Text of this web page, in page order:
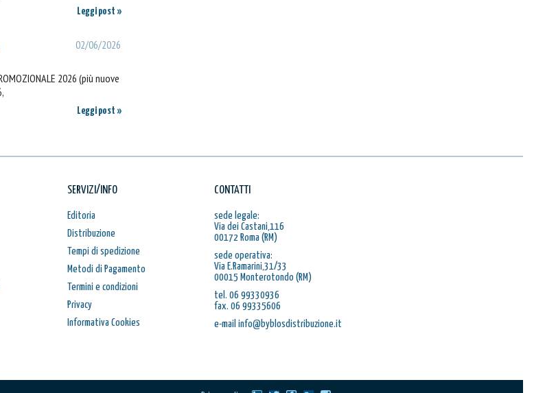
Leggi post »
02/06/2026
2026 (più nuove
Leggi post »
SERVIZI/INFO
Editoria
Distribuzione
Tempi di spedizione
Metodi di Pagamento
Termini e condizioni
Privacy
Informativa Cookies
CONTATTI
sede legale:
Via dei Castani,116
00172 Roma (RM)
sede operativa:
Via E.Ramarini,31/33
00015 Monterotondo (RM)
tel. 06 99330936
fax. 06 99335606
e-mail info@byblosdistribuzione.it